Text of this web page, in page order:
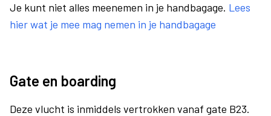
Je kunt niet alles meenemen in je handbagage. Lees
hier wat je mee mag nemen in je handbagage
Gate en boarding
Deze vlucht is inmiddels vertrokken vanaf gate B23.